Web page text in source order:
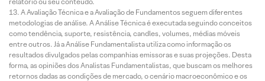
A Avaliação Técnica e a Avaliação de Fundamentos seguem diferentes
metodologias de análise. A Análise Técnica é executada seguindo conceitos
como tendência, suporte, resistência, candles, volumes, médias móveis
entre outros. Já a Análise Fundamentalista utiliza como informação os
resultados divulgados pelas companhias emissoras e suas projeções. Desta
forma, as opiniões dos Analistas Fundamentalistas, que buscam os melhores
retornos dadas as condições de mercado, o cenário macroeconômico e os